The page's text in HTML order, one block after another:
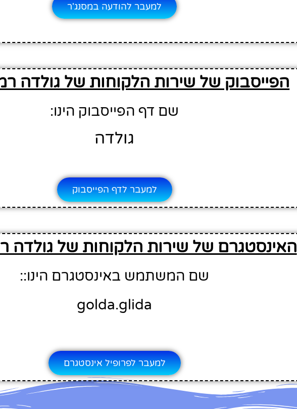
למעבר להודעה במסנג'ר
הפייסבוק של שירות הלקוחות של גולדה
שם דף הפייסבוק הינו:
גולדה
למעבר לדף הפייסבוק
האינסטגרם של שירות הלקוחות של גולדה
שם המשתמש באינסטגרם הינו::
golda.glida
למעבר לפרופיל אינסטגרם